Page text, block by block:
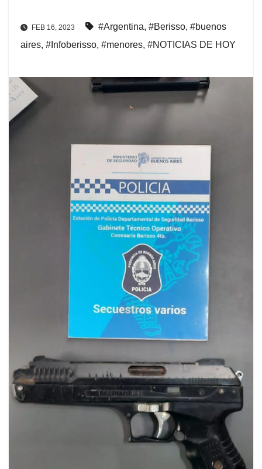
FEB 16, 2023 #Argentina, #Berisso, #buenos
aires, #Infoberisso, #menores, #NOTICIAS DE HOY